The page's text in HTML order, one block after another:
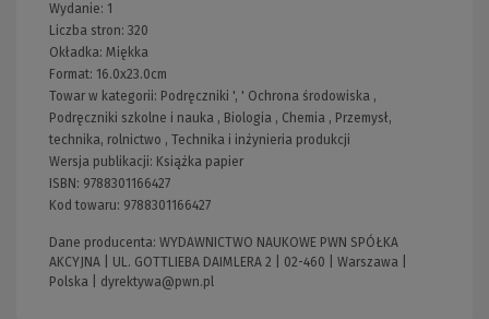
Wydanie: 1
Liczba stron: 320
Okładka: Miękka
Format: 16.0x23.0cm
Towar w kategorii: Podręczniki ', ' Ochrona środowiska ,
Podręczniki szkolne i nauka , Biologia , Chemia , Przemysł,
technika, rolnictwo , Technika i inżynieria produkcji
Wersja publikacji: Książka papier
ISBN: 9788301166427
Kod towaru: 9788301166427
Dane producenta: WYDAWNICTWO NAUKOWE PWN SPÓŁKA
AKCYJNA | UL. GOTTLIEBA DAIMLERA 2 | 02-460 | Warszawa |
Polska | dyrektywa@pwn.pl